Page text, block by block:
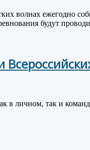
волнах ежегодно
будут
в личном, так и